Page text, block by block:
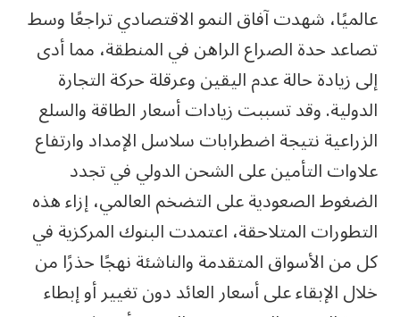
عالميًا، شهدت آفاق النمو الاقتصادي تراجعًا وسط
تصاعد حدة الصراع الراهن في المنطقة، مما أدى
إلى زيادة حالة عدم اليقين وعرقلة حركة التجارة
الدولية. وقد تسببت زيادات أسعار الطاقة والسلع
الزراعية نتيجة اضطرابات سلاسل الإمداد وارتفاع
علاوات التأمين على الشحن الدولي في تجدد
الضغوط الصعودية على التضخم العالمي، إزاء هذه
التطورات المتلاحقة، اعتمدت البنوك المركزية في
كل من الأسواق المتقدمة والناشئة نهجًا حذرًا من
خلال الإبقاء على أسعار العائد دون تغيير أو إبطاء